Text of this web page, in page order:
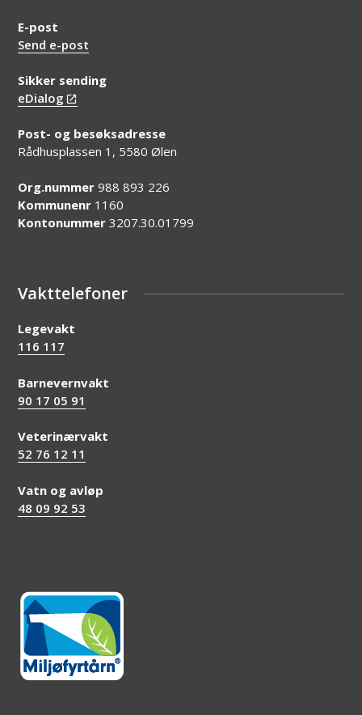
E-post
Send e-post
Sikker sending
eDialog
Post- og besøksadresse
Rådhusplassen 1, 5580 Ølen
Org.nummer988 893 226
Kommunenr 1160
Kontonummer3207.30.01799
Vakttelefoner
Legevakt
116 117
Barnevernvakt
90 17 05 91
Veterinærvakt
52 76 12 11
Vatn og avløp
48 09 92 53